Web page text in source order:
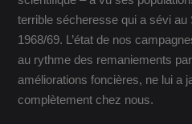
terrible sécheresse qui a sévi au
1968/69. L’état de nos
au rythme des remaniements
améliorations foncières, ne lui a
complètement chez nous.